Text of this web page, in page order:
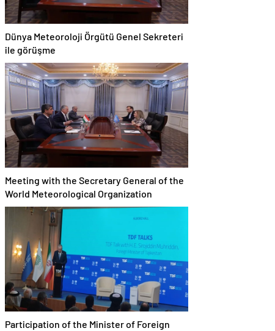
Dünya Meteoroloji Örgütü Genel Sekreteri
ile görüşme
Meeting with the Secretary General of the
World Meteorological Organization
Participation of the Minister of Foreign